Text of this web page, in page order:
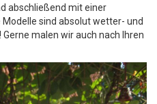
abschließend mit einer
sind absolut wetter- und
malen wir auch nach Ihren